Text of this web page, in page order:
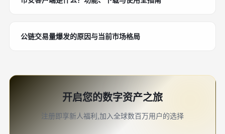
转化为可交易资产，推动产业链高效运转。本文将深入剖析
公链交易量爆发的原因与当前市场格局
开启您的数字资产之旅
注册即享新人福利,加入全球数百万用户的选择